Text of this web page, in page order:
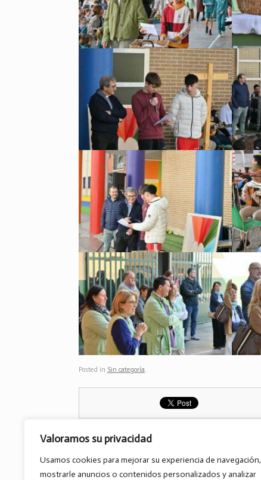
Valoramos su privacidad
Usamos cookies para mejorar su experiencia de navegación,
mostrarle anuncios o contenidos personalizados y analizar
Posted in Sin categoría.
Post navigation
← Es convoca el XVII concurs…